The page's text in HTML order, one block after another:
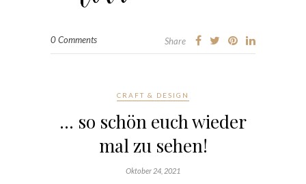
0 Comments Share
CRAFT & DESIGN
… so schön euch wieder
mal zu sehen!
Oktober 24, 2021